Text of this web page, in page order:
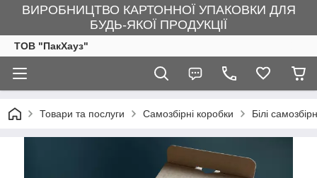
ВИРОБНИЦТВО КАРТОННОЇ УПАКОВКИ ДЛЯ
БУДЬ-ЯКОЇ ПРОДУКЦІЇ
ТОВ "ПакХауз"
Товари та послуги Самозбірні коробки Білі